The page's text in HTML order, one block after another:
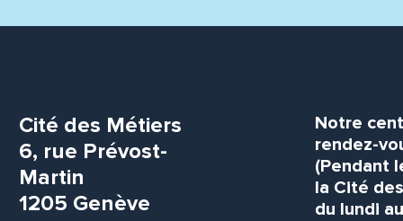
Cité des Métiers
6, rue Prévost-
Martin
1205 Genève
Notre
rendez-
(Pendant
la Cité
du lundi